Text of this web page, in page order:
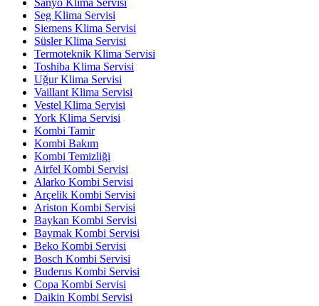
Seg Klima Servisi
Siemens Klima Servisi
Süsler Klima Servisi
Termoteknik Klima Servisi
Toshiba Klima Servisi
Uğur Klima Servisi
Vaillant Klima Servisi
Vestel Klima Servisi
York Klima Servisi
Kombi Tamir
Kombi Bakım
Kombi Temizliği
Airfel Kombi Servisi
Alarko Kombi Servisi
Arçelik Kombi Servisi
Ariston Kombi Servisi
Baykan Kombi Servisi
Baymak Kombi Servisi
Beko Kombi Servisi
Bosch Kombi Servisi
Buderus Kombi Servisi
Copa Kombi Servisi
Daikin Kombi Servisi